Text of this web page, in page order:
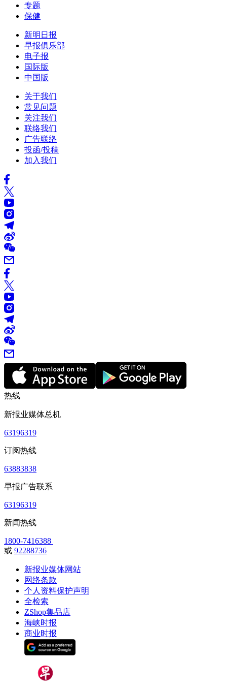
专题
保健
新明日报
早报俱乐部
电子报
国际版
中国版
关于我们
常见问题
关注我们
联络我们
广告联络
投函/投稿
加入我们
热线
新报业媒体总机
63196319
订阅热线
63883838
早报广告联系
63196319
新闻热线
1800-7416388
或 92288736
新报业媒体网站
网络条款
个人资料保护声明
全检索
ZShop集品店
海峡时报
商业时报